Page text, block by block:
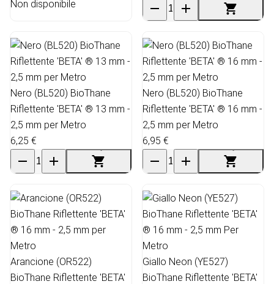
Non disponibile
Nero (BL520) BioThane
Riflettente 'BETA' ® 13 mm -
2,5 mm per Metro
6,25 €
Nero (BL520) BioThane
Riflettente 'BETA' ® 16 mm -
2,5 mm per Metro
6,95 €
Arancione (OR522)
BioThane Riflettente 'BETA'
Giallo Neon (YE527)
BioThane Riflettente 'BETA'